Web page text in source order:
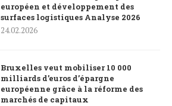
européen et développement des
surfaces logistiques Analyse 2026
24.02.2026
Bruxelles veut mobiliser 10 000
milliards d’euros d’épargne
européenne grâce à la réforme des
marchés de capitaux